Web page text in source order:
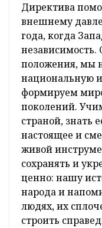
Директива
внешнему
года, когда
независимость.
положения, мы
национальную
формируем
поколений.
страной, знать
настоящее и
живой
сохранять и
ценно: нашу
народа и
людях, их
строить